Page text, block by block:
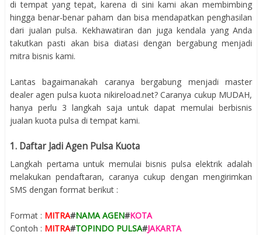
di tempat yang tepat, karena di sini kami akan membimbing
hingga benar-benar paham dan bisa mendapatkan penghasilan
dari jualan pulsa. Kekhawatiran dan juga kendala yang Anda
takutkan pasti akan bisa diatasi dengan bergabung menjadi
mitra bisnis kami.
Lantas bagaimanakah caranya bergabung menjadi master
dealer agen pulsa kuota nikireload.net? Caranya cukup MUDAH,
hanya perlu 3 langkah saja untuk dapat memulai berbisnis
jualan kuota pulsa di tempat kami.
1. Daftar Jadi Agen Pulsa Kuota
Langkah pertama untuk memulai bisnis pulsa elektrik adalah
melakukan pendaftaran, caranya cukup dengan mengirimkan
SMS dengan format berikut :
Format : MITRA#NAMA AGEN#KOTA
Contoh : MITRA#TOPINDO PULSA#JAKARTA